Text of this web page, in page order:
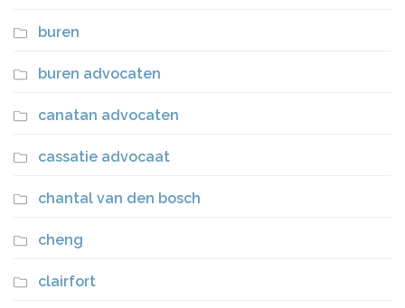
buren
buren advocaten
canatan advocaten
cassatie advocaat
chantal van den bosch
cheng
clairfort